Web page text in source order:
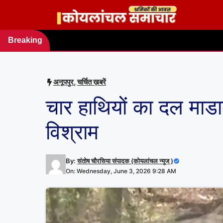
content
Breaking
अनूपपुर,चर्चित ख़बरें
चार हाथियों का दल
विश्राम
By:संतोष चौरसिया संपादक (कोयलांचल न्यूज )
On: Wednesday, June 3, 2026 9:28 AM